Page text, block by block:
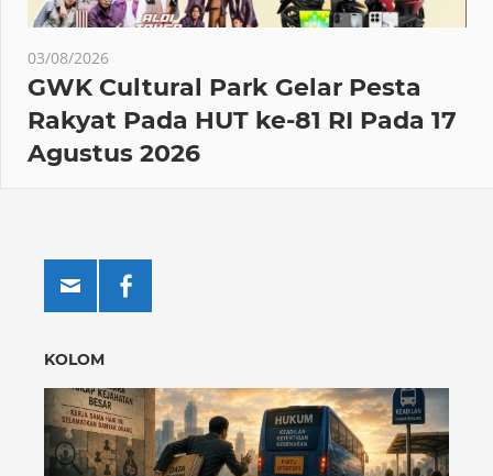
03/08/2026
GWK Cultural Park Gelar Pesta
Rakyat Pada HUT ke-81 RI Pada 17
Agustus 2026
KOLOM